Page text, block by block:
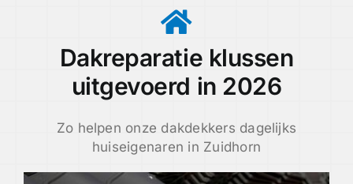
Dakreparatie klussen
uitgevoerd in 2026
Zo helpen onze dakdekkers dagelijks
huiseigenaren in Zuidhorn